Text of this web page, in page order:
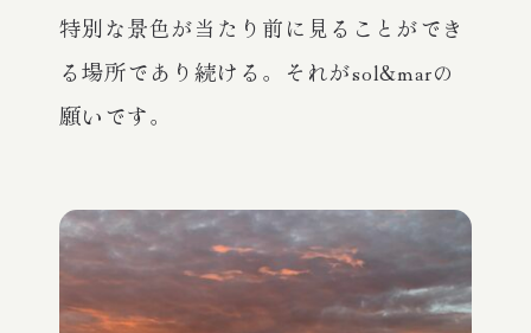
特別な景色が当たり前に見ることができ
る場所であり続ける。それがsol&marの
願いです。